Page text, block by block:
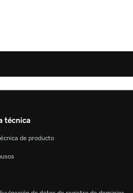
técnica
de producto